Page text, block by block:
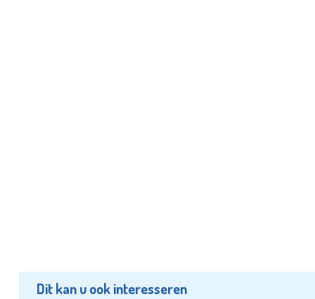
Dit kan u ook interesseren